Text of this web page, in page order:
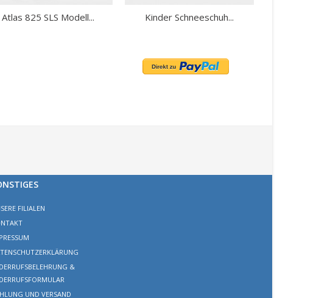
Atlas 825 SLS Modell... Kinder Schneeschuh...
FILIALEN
&
UND VERSAND